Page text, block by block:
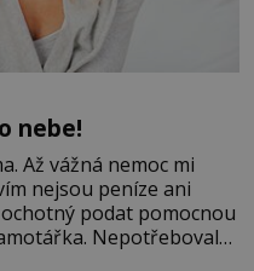
nebe!
Až vážná nemoc mi
nejsou peníze ani
podat pomocnou
Nepotřebovala